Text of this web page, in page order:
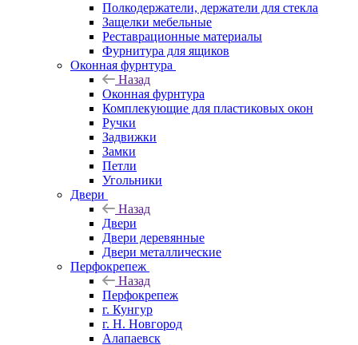
Полкодержатели, держатели для стекла
Защелки мебельные
Реставрационные материалы
Фурнитура для ящиков
Оконная фурнтура
Назад
Оконная фурнтура
Комплекующие для пластиковых окон
Ручки
Задвижки
Замки
Петли
Угольники
Двери
Назад
Двери
Двери деревянные
Двери металлические
Перфокрепеж
Назад
Перфокрепеж
г. Кунгур
г. Н. Новгород
Алапаевск